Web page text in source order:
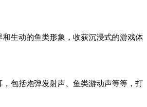
生动的鱼类形象，收获沉浸式的游戏体
包括炮弹发射声、鱼类游动声等等，打